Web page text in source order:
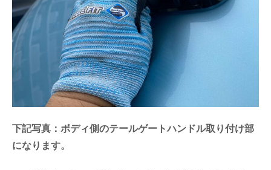
下記写真：ボディ側のテールゲートハンドル取り付け部
になります。